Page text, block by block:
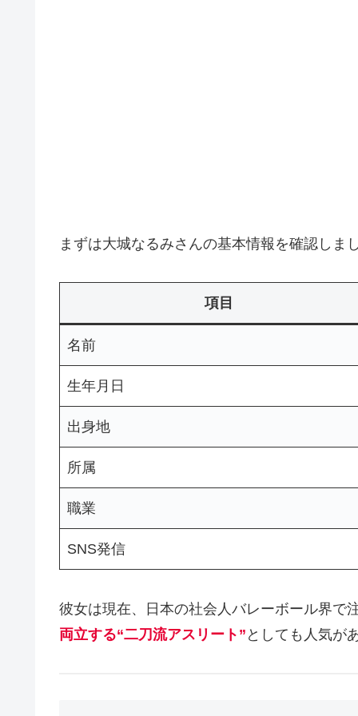
まずは大城なるみさんの基本情報を確認しま
項目
名前
生年月日
出身地
所属
職業
SNS発信
彼女は現在、日本の社会人バレーボール界で
両立する“二刀流アスリート” としても人気が